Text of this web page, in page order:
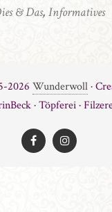
& Das, Informatives
2026 Wunderwoll·
· Töpferei ·